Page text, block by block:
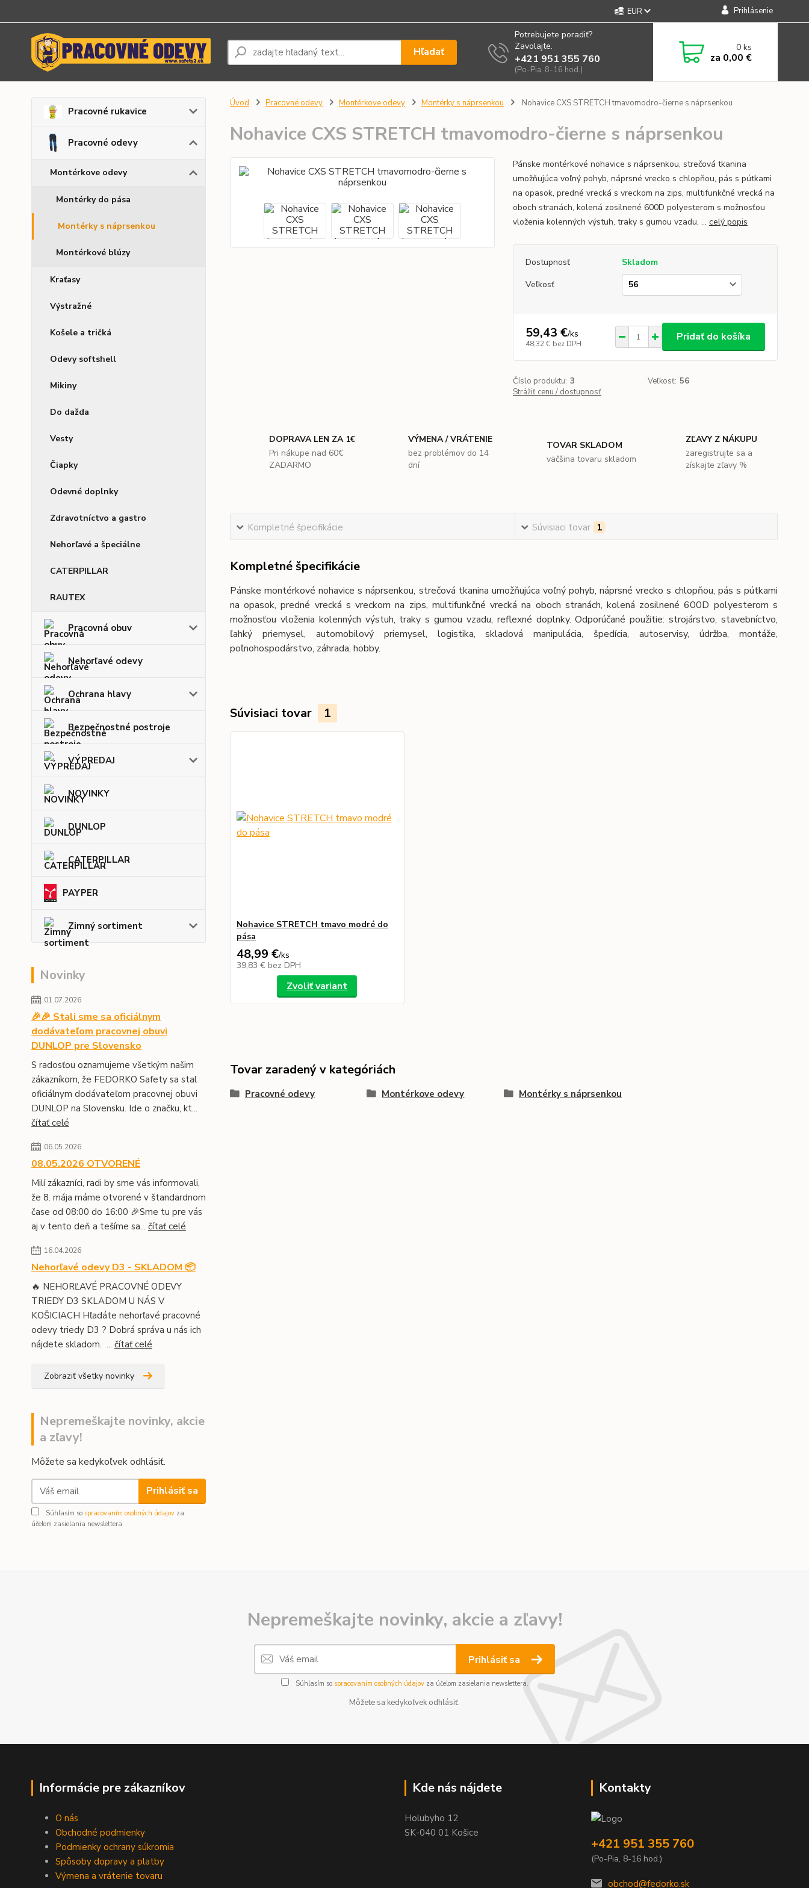
EUR Prihlásenie
Hľadať
Potrebujete poradiť?
Zavolajte.
+421 951 355 760
(Po-Pia, 8-16 hod.)
0ks
za 0,00 €
Pracovné rukavice
Pracovné odevy
Montérkove odevy
Montérky do pása
Montérky s náprsenkou
Montérkové blúzy
Kraťasy
Výstražné
Košele a tričká
Odevy softshell
Mikiny
Do dažda
Vesty
Čiapky
Odevné doplnky
Zdravotníctvo a gastro
Nehorľavé a špeciálne
CATERPILLAR
RAUTEX
Pracovná obuv
Nehorľavé odevy
Ochrana hlavy
Bezpečnostné postroje
VÝPREDAJ
NOVINKY
DUNLOP
CATERPILLAR
PAYPER
Zimný sortiment
Novinky
01.07.2026
🎉🎉 Stali sme sa oficiálnym
dodávateľom pracovnej obuvi
DUNLOP pre Slovensko
S radosťou oznamujeme všetkým našim
zákazníkom, že FEDORKO Safety sa stal
oficiálnym dodávateľom pracovnej obuvi
DUNLOP na Slovensku. Ide o značku, kt...
čítať celé
06.05.2026
08.05.2026 OTVORENÉ
Milí zákazníci, radi by sme vás informovali,
že 8. mája máme otvorené v štandardnom
čase od 08:00 do 16:00 🎉Sme tu pre vás
aj v tento deň a tešíme sa... čítať celé
16.04.2026
Nehorľavé odevy D3 - SKLADOM 📦
🔥 NEHORĽAVÉ PRACOVNÉ ODEVY
TRIEDY D3 SKLADOM U NÁS V
KOŠICIACH Hľadáte nehorľavé pracovné
odevy triedy D3 ? Dobrá správa u nás ich
nájdete skladom. ... čítať celé
Zobraziť všetky novinky
Nepremeškajte novinky, akcie
a zľavy!
Môžete sa kedykoľvek odhlásiť.
Prihlásiť sa
Súhlasím so spracovaním osobných údajov za
účelom zasielania newslettera.
Úvod Pracovné odevy Montérkove odevy Montérky s náprsenkou Nohavice CXS STRETCH tmavomodro-čierne s náprsenkou
Nohavice CXS STRETCH tmavomodro-čierne s náprsenkou
Pánske montérkové nohavice s náprsenkou, strečová tkanina
umožňujúca voľný pohyb, náprsné vrecko s chlopňou, pás s pútkami
na opasok, predné vrecká s vreckom na zips, multifunkčné vrecká na
oboch stranách, kolená zosilnené 600D polyesterom s možnosťou
vloženia kolenných výstuh, traky s gumou vzadu, ... celý popis
Dostupnosť
Skladom
Veľkosť
59,43 €/ks
48,32 € bez DPH
Pridať do košíka
Číslo produktu: 3 Veľkosť: 56
Strážiť cenu / dostupnosť
DOPRAVA LEN ZA 1€
Pri nákupe nad 60€
ZADARMO
VÝMENA / VRÁTENIE
bez problémov do 14
dní
TOVAR SKLADOM
väčšina tovaru skladom
ZĽAVY Z NÁKUPU
zaregistrujte sa a
získajte zľavy %
Kompletné špecifikácie Súvisiaci tovar 1
Kompletné špecifikácie
Pánske montérkové nohavice s náprsenkou, strečová tkanina umožňujúca voľný pohyb, náprsné vrecko s chlopňou, pás s pútkami
na opasok, predné vrecká s vreckom na zips, multifunkčné vrecká na oboch stranách, kolená zosilnené 600D polyesterom s
možnosťou vloženia kolenných výstuh, traky s gumou vzadu, reflexné doplnky. Odporúčané použitie: strojárstvo, stavebníctvo,
ľahký priemysel, automobilový priemysel, logistika, skladová manipulácia, špedícia, autoservisy, údržba, montáže,
poľnohospodárstvo, záhrada, hobby.
Súvisiaci tovar 1
Nohavice STRETCH tmavo modré do
pása
48,99 €/ks
39,83 € bez DPH
Zvoliť variant
Tovar zaradený v kategóriách
Pracovné odevy Montérkove odevy Montérky s náprsenkou
Nepremeškajte novinky, akcie a zľavy!
Prihlásiť sa
Súhlasím so spracovaním osobných údajovza účelom zasielania newslettera.
Môžete sa kedykoľvek odhlásiť.
Informácie pre zákazníkov
O nás
Obchodné podmienky
Podmienky ochrany súkromia
Spôsoby dopravy a platby
Výmena a vrátenie tovaru
Kde nás nájdete
Holubyho 12
SK-040 01 Košice
Kontakty
+421 951 355 760
(Po-Pia, 8-16 hod.)
obchod@fedorko.sk